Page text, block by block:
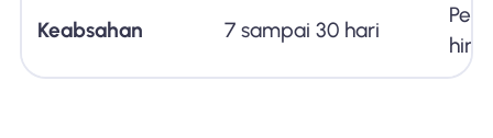
Keabsahan 7 sampai 30 hari